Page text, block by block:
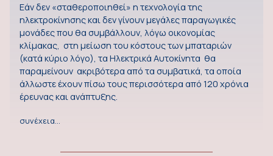
Εάν δεν «σταθεροποιηθεί» η τεχνολογία της
ηλεκτροκίνησης και δεν γίνουν μεγάλες παραγωγικές
μονάδες που θα συμβάλλουν, λόγω οικονομίας
κλίμακας, στη μείωση του κόστους των μπαταριών
(κατά κύριο λόγο), τα Ηλεκτρικά Αυτοκίνητα θα
παραμείνουν ακριβότερα από τα συμβατικά, τα οποία
άλλωστε έχουν πίσω τους περισσότερα από 120 χρόνια
έρευνας και ανάπτυξης.
συνέχεια…